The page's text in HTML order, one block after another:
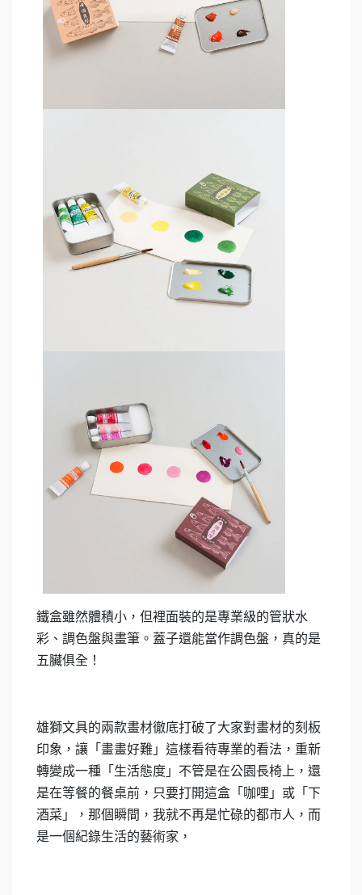
鐵盒雖然體積小，但裡面裝的是專業級的管狀水
彩、調色盤與畫筆。蓋子還能當作調色盤，真的是
五臟俱全！
雄獅文具的兩款畫材徹底打破了大家對畫材的刻板
印象，讓「畫畫好難」這樣看待專業的看法，重新
轉變成一種「生活態度」不管是在公園長椅上，還
是在等餐的餐桌前，只要打開這盒「咖哩」或「下
酒菜」，那個瞬間，我就不再是忙碌的都市人，而
是一個紀錄生活的藝術家，